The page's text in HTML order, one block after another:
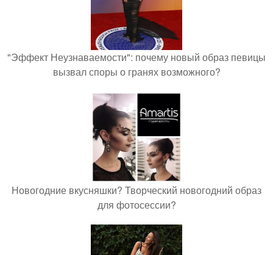
"Эффект Неузнаваемости": почему новый образ певицы
вызвал споры о гранях возможного?
Новогодние вкусняшки? Творческий новогодний образ
для фотосессии?